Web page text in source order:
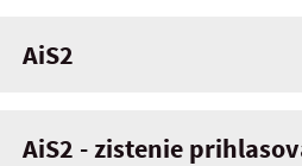
AiS2
AiS2 - zistenie